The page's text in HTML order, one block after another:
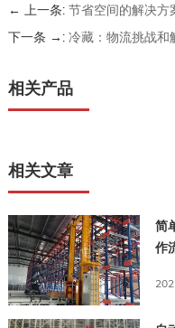
← 上一条: 节省空间的解决方
下一条 →: 冷藏：物流挑战和
相关产品
相关文章
简
作